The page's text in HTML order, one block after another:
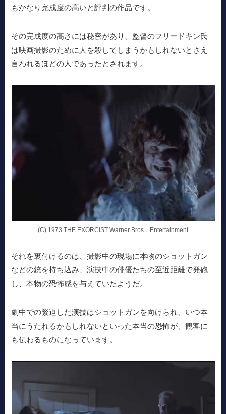
もかなり完成度の高いと評判の作品です。
その完成度の高さには秘密があり、監督のフリードキン氏
は映画撮影のために人を殺してしまうかもしれないとさえ
言われるほどの人であったとされます。
(C) 1973 THE EXORCIST Warner Bros．Entertainment
それを裏付けるのは、撮影中の現場に本物のショットガン
などの銃を持ち込み、演技中の俳優たちの至近距離で発砲
し、本物の恐怖感を与えていたようだ。
劇中での緊迫した演技はショットガンを向けられ、いつ本
当にうたれるかもしれないといった本当の恐怖が、観客に
も伝わるものになっています。